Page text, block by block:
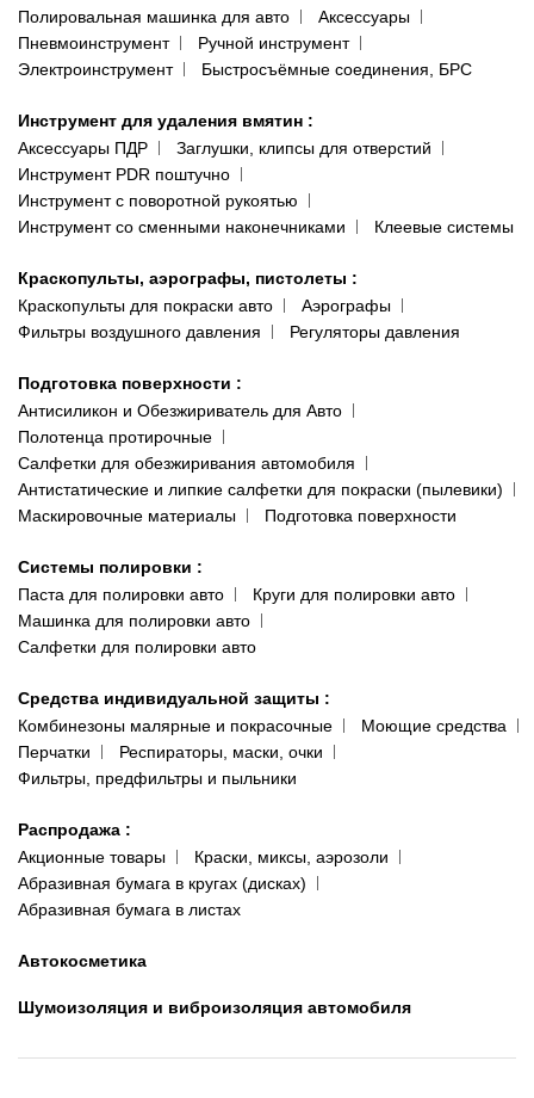
Полировальная машинка для авто
Аксессуары
Пневмоинструмент
Ручной инструмент
Электроинструмент
Быстросъёмные соединения, БРС
Инструмент для удаления вмятин :
Аксессуары ПДР
Заглушки, клипсы для отверстий
Инструмент PDR поштучно
Инструмент с поворотной рукоятью
Инструмент со сменными наконечниками
Клеевые системы
Краскопульты, аэрографы, пистолеты :
Краскопульты для покраски авто
Аэрографы
Фильтры воздушного давления
Регуляторы давления
Подготовка поверхности :
Антисиликон и Обезжириватель для Авто
Полотенца протирочные
Салфетки для обезжиривания автомобиля
Антистатические и липкие салфетки для покраски (пылевики)
Маскировочные материалы
Подготовка поверхности
Системы полировки :
Паста для полировки авто
Круги для полировки авто
Машинка для полировки авто
Салфетки для полировки авто
Средства индивидуальной защиты :
Комбинезоны малярные и покрасочные
Моющие средства
Перчатки
Респираторы, маски, очки
Фильтры, предфильтры и пыльники
Распродажа :
Акционные товары
Краски, миксы, аэрозоли
Абразивная бумага в кругах (дисках)
Абразивная бумага в листах
Автокосметика
Шумоизоляция и виброизоляция автомобиля